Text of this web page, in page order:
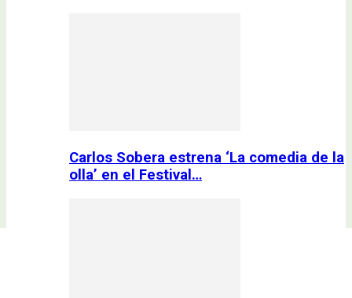
Carlos Sobera estrena ‘La comedia de la
olla’ en el Festival…